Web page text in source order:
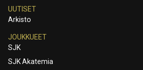
UUTISET
Arkisto
JOUKKUEET
SJK
SJK Akatemia